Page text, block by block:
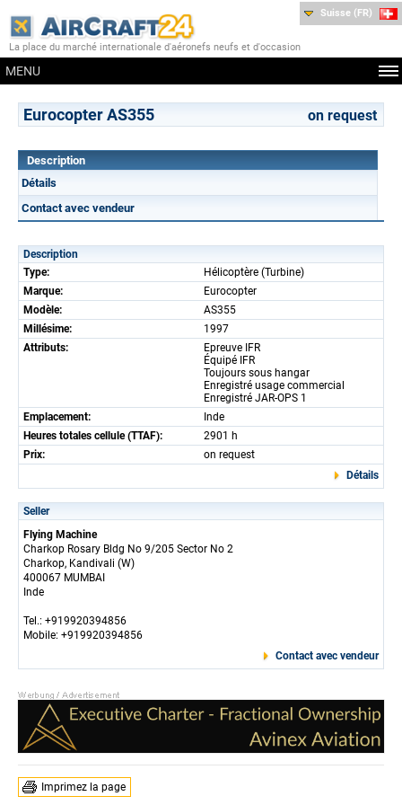
La place du marché internationale d'aéronefs neufs et d'occasion
MENU
Suisse (FR)
Eurocopter AS355 on request
Description
Détails
Contact avec vendeur
Description
Type:
Hélicoptère (Turbine)
Marque:
Eurocopter
Modèle:
AS355
Millésime:
1997
Attributs:
Epreuve IFR
Équipé IFR
Toujours sous hangar
Enregistré usage commercial
Enregistré JAR-OPS 1
Emplacement:
Inde
Heures totales cellule (TTAF):
2901 h
Prix:
on request
Détails
Seller
Flying Machine
Charkop Rosary Bldg No 9/205 Sector No 2
Charkop, Kandivali (W)
400067 MUMBAI
Inde
Tel.: +919920394856
Mobile: +919920394856
Contact avec vendeur
Imprimez la page